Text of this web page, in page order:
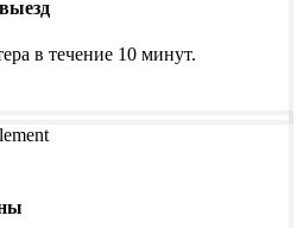
в течение 10 минут.